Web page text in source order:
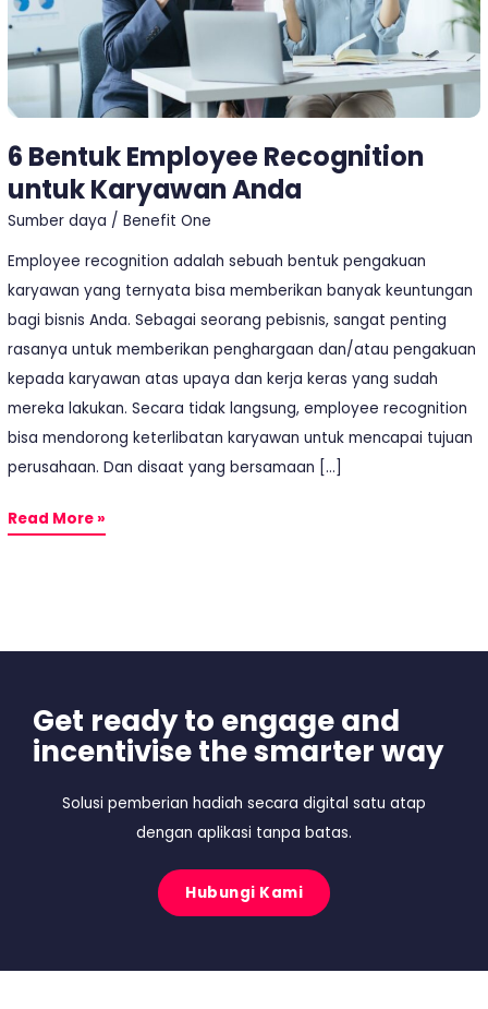
6 Bentuk Employee Recognition
untuk Karyawan Anda
Sumber daya /Benefit One
Employee recognition adalah sebuah bentuk pengakuan
karyawan yang ternyata bisa memberikan banyak keuntungan
bagi bisnis Anda. Sebagai seorang pebisnis, sangat penting
rasanya untuk memberikan penghargaan dan/atau pengakuan
kepada karyawan atas upaya dan kerja keras yang sudah
mereka lakukan. Secara tidak langsung, employee recognition
bisa mendorong keterlibatan karyawan untuk mencapai tujuan
perusahaan. Dan disaat yang bersamaan […]
Read More »
Get ready to engage and
incentivise the smarter way
Solusi pemberian hadiah secara digital satu atap
dengan aplikasi tanpa batas.
Hubungi Kami